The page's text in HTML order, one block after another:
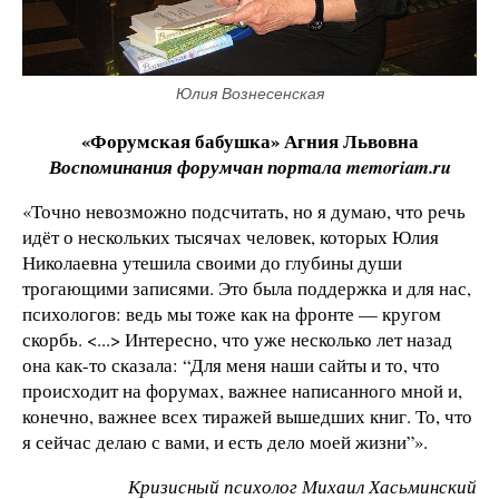
Юлия Вознесенская
«Форумская бабушка» Агния Львовна
Воспоминания форумчан порталаmemoriam.ru
«Точно невозможно подсчитать, но я думаю, что речь
идёт о нескольких тысячах человек, которых Юлия
Николаевна утешила своими до глубины души
трогающими записями. Это была поддержка и для нас,
психологов: ведь мы тоже как на фронте — кругом
скорбь. <...> Интересно, что уже несколько лет назад
она как-то сказала: “Для меня наши сайты и то, что
происходит на форумах, важнее написанного мной и,
конечно, важнее всех тиражей вышедших книг. То, что
я сейчас делаю с вами, и есть дело моей жизни”».
Кризисный психолог Михаил Хасьминский